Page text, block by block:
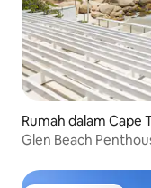
Rumah dalam Cape
Glen Beach